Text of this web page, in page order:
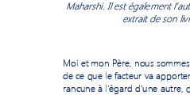
Maharshi. Il est également
extrait de son
Moi et mon Père, nous
de ce que le facteur va apporter
rancune à l’égard d’une